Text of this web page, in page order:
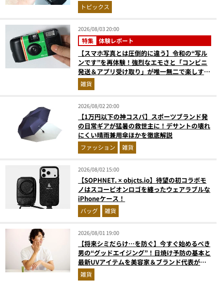
トピックス
2026/08/03 20:00
特集 体験レポート
【スマホ写真とは圧倒的に違う】令和の“写ル
ンです”を再体験！強烈なエモさと「コンビニ
発送＆アプリ受け取り」が唯一無二で楽しすぎ
た雑貨
2026/08/02 20:00
【1万円以下の神コスパ】スポーツブランド発
の日常ギアが猛暑の救世主に！デサントの壊れ
にくい晴雨兼用傘ほかを徹底解説
ファッション 雑貨
2026/08/02 15:00
【SOPHNET. × objcts.io】待望の初コラボモ
ノはスコーピオンロゴを纏ったウェアラブルな
iPhoneケース！
バッグ 雑貨
2026/08/01 19:00
【将来シミだらけ…を防ぐ】今すぐ始めるべき
男の“グッドエイジング”！日焼け予防の基本と
最新UVアイテムを美容家＆ブランド代表がプ
ロ目線で指南／大人の価値向上研究所
雑貨